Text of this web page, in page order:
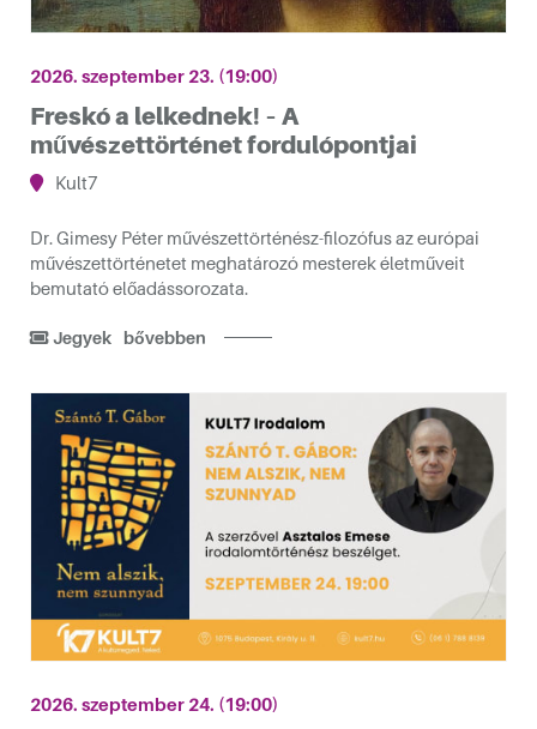
2026. szeptember 23. (19:00)
Freskó a lelkednek! – A
művészettörténet fordulópontjai
Kult7
Dr. Gimesy Péter művészettörténész-filozófus az európai
művészettörténetet meghatározó mesterek életműveit
bemutató előadássorozata.
Jegyek bővebben
2026. szeptember 24. (19:00)